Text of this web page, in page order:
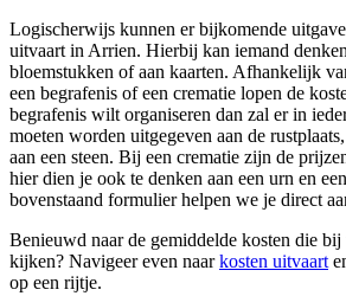
Logischerwijs kunnen er bijkomende
uitvaart in Arrien. Hierbij kan iemand
bloemstukken of aan kaarten. Afhankelijk
een begrafenis of een crematie lopen de
begrafenis wilt organiseren dan zal er in
moeten worden uitgegeven aan de
aan een steen. Bij een crematie zijn de
hier dien je ook te denken aan een urn en
bovenstaand formulier helpen we je direct
Benieuwd naar de gemiddelde kosten die
kijken? Navigeer even naarkosten uitvaart
op een rijtje.